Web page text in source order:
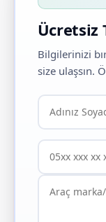
Ücretsiz
Bilgilerinizi
size ulaşsın.